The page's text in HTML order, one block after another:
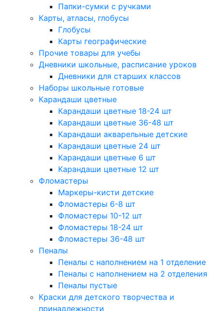
Папки-сумки с ручками
Карты, атласы, глобусы
Глобусы
Карты географические
Прочие товары для учебы
Дневники школьные, расписание уроков
Дневники для старших классов
Наборы школьные готовые
Карандаши цветные
Карандаши цветные 18-24 шт
Карандаши цветные 36-48 шт
Карандаши акварельные детские
Карандаши цветные 24 шт
Карандаши цветные 6 шт
Карандаши цветные 12 шт
Фломастеры
Маркеры-кисти детские
Фломастеры 6-8 шт
Фломастеры 10-12 шт
Фломастеры 18-24 шт
Фломастеры 36-48 шт
Пеналы
Пеналы с наполнением на 1 отделение
Пеналы с наполнением на 2 отделения
Пеналы пустые
Краски для детского творчества и
принадлежности